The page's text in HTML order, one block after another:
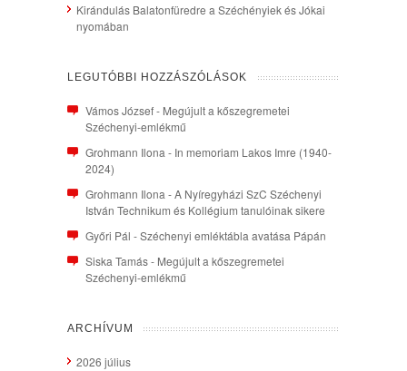
Kirándulás Balatonfüredre a Széchényiek és Jókai
nyomában
LEGUTÓBBI HOZZÁSZÓLÁSOK
Vámos József- Megújult a kőszegremetei
Széchenyi-emlékmű
Grohmann Ilona - In memoriam Lakos Imre (1940-
2024)
Grohmann Ilona -A Nyíregyházi SzC Széchenyi
István Technikum és Kollégium tanulóinak sikere
Győri Pál -Széchenyi emléktábla avatása Pápán
Siska Tamás- Megújult a kőszegremetei
Széchenyi-emlékmű
ARCHÍVUM
2026 július